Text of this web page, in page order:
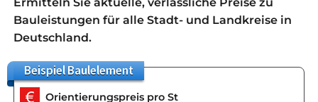
Bauleistungen für alle Stadt- und Landkreise in
Deutschland.
BeispielBaulelement
Orientierungspreis pro St